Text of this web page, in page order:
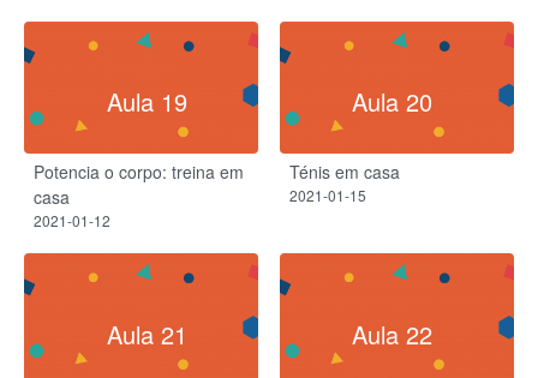
Aula 19
Potencia o corpo: treina em
casa
2021-01-12
Aula 20
Ténis em casa
2021-01-15
Aula 21 Aula 22